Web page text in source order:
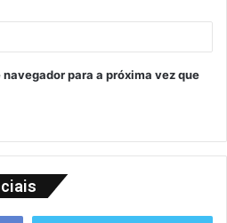
para a próxima vez que